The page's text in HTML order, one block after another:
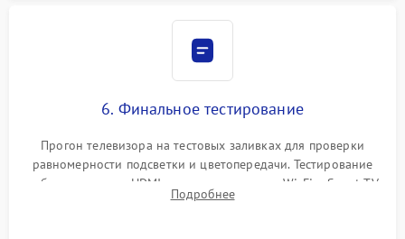
6. Финальное тестирование
Прогон телевизора на тестовых заливках для проверки
равномерности подсветки и цветопередачи. Тестирование
работы разъемов HDMI, динамиков, модуля Wi-Fi и Smart TV
в рабочем режиме в течение нескольких часов.
Подробнее